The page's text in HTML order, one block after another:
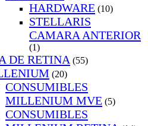
HARDWARE (10)
STELLARIS
CAMARA ANTERIOR
(1)
DE RETINA (55)
(20)
CONSUMIBLES
MILLENIUM MVE (5)
CONSUMIBLES